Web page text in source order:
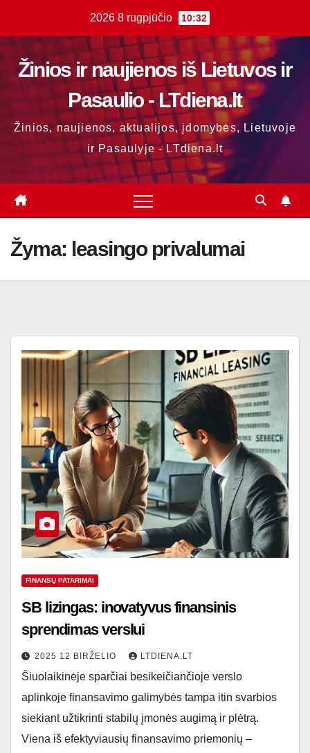
content
2026 8 rugpjūčio 10:32
Žinios ir naujienos iš Lietuvos ir
Pasaulio - LTdiena.lt
Žinios, naujienos, aktualijos, įdomybės, Lietuvoje
ir Pasaulyje - LTdiena.lt
Žyma: leasingo privalumai
FINANSŲ PATARIMAI
SB lizingas: inovatyvus finansinis
sprendimas verslui
2025 12 BIRŽELIO LTDIENA.LT
Šiuolaikinėje sparčiai besikeičiančioje verslo
aplinkoje finansavimo galimybės tampa itin svarbios
siekiant užtikrinti stabilų įmonės augimą ir plėtrą.
Viena iš efektyviausių finansavimo priemonių –